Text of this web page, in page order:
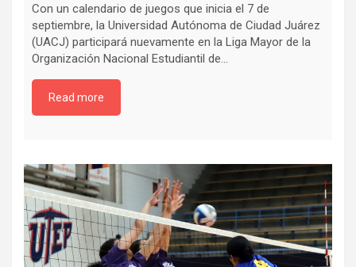
Con un calendario de juegos que inicia el 7 de
septiembre, la Universidad Autónoma de Ciudad Juárez
(UACJ) participará nuevamente en la Liga Mayor de la
Organización Nacional Estudiantil de…
Read more